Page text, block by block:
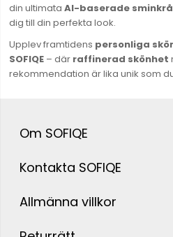
din ultimataAI-baserade
dig till din perfekta look.
Upplev framtidens personliga
SOFIQE – där raffinerad skönhet
rekommendation är lika unik som
Om SOFIQE
Kontakta SOFIQE
Allmänna villkor